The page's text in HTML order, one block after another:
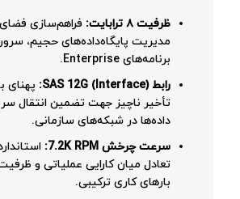
ظرفیت ۸ ترابایت:
فراهم‌سازی
مدیریت پایگاه‌داده‌های حجیم،
برنامه‌های Enterprise.
رابط (Interface) SAS 12G:
پهنای
تأخیر ناچیز جهت تضمین انتقال
داده‌ها در شبکه‌های سازمانی.
سرعت چرخش 7.2K RPM:
تعادل میان کارایی عملیاتی و ظرفیت
بارهای کاری ترکیبی.